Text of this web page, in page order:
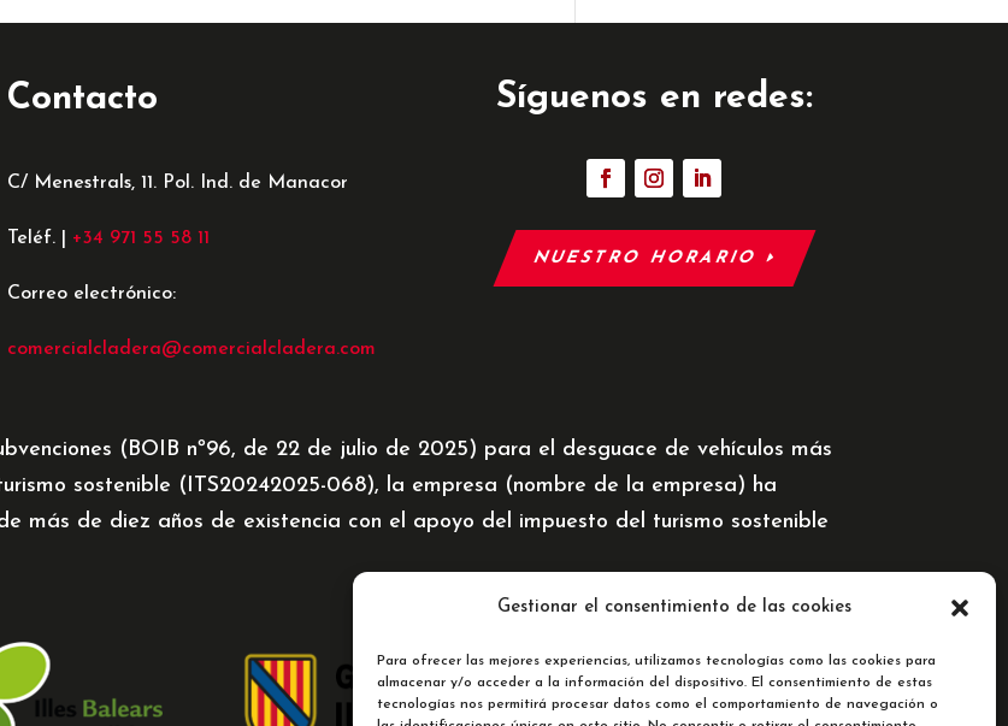
Gestionar el consentimiento de las cookies
Para ofrecer las mejores experiencias, utilizamos tecnologías como las cookies para
almacenar y/o acceder a la información del dispositivo. El consentimiento de estas
tecnologías nos permitirá procesar datos como el comportamiento de navegación o
Contacto
C/ Menestrals, 11. Pol. Ind. de Manacor
Teléf. | +34 971 55 58 11
Correo electrónico:
comercialcladera@comercialcladera.com
Síguenos en redes:
NUESTRO HORARIO
(BOIB nº96, de 22 de julio de 2025) para el desguace de vehículos más
sostenible (ITS20242025-068), la empresa (nombre de la empresa) ha
más de diez años de existencia con el apoyo del impuesto del turismo sostenible